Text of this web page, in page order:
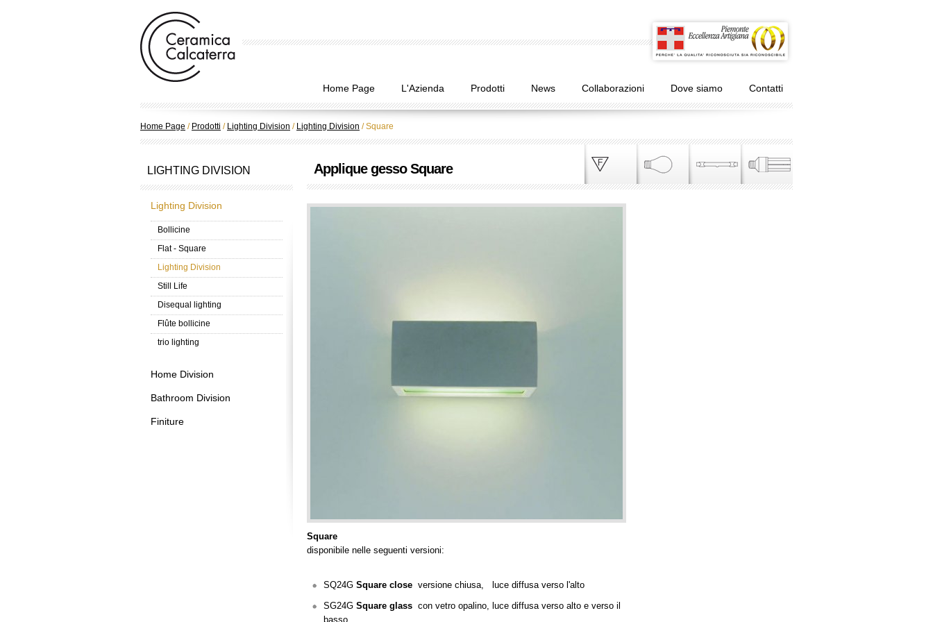
Home Page L'Azienda Prodotti News Collaborazioni Dove siamo Contatti
Home Page / Prodotti / Lighting Division / Lighting Division /Square
LIGHTING DIVISION
Lighting Division
Bollicine
Flat - Square
Lighting Division
Still Life
Disequal lighting
Flûte bollicine
trio lighting
Home Division
Bathroom Division
Finiture
Applique gesso Square
su superfici
normalmente
infiammabili
Square
disponibile nelle seguenti versioni:
SQ24G Square close versione chiusa, luce diffusa verso l'alto
SG24G Square glass con vetro opalino, luce diffusa verso alto e verso il
basso